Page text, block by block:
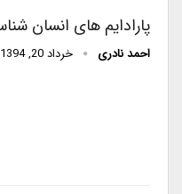
پارادایم های انسان
احمد نادری خرداد 20, 1394